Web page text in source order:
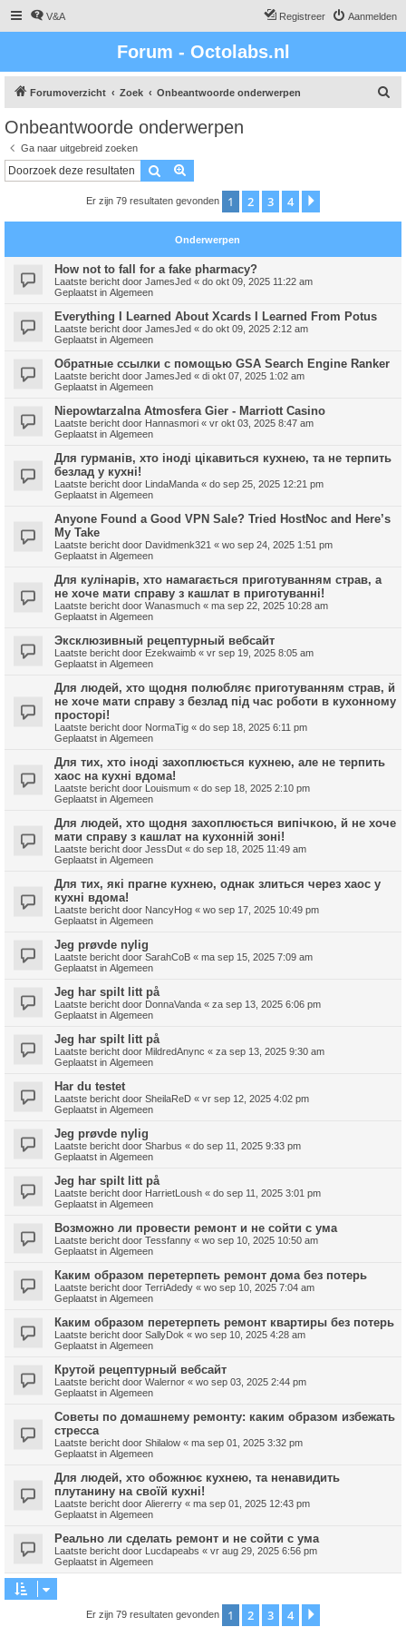
V&A Aanmelden
Registreer
Forum - Octolabs.nl
Forumoverzicht Zoek Onbeantwoorde onderwerpen
Onbeantwoorde onderwerpen
Ga naar uitgebreid zoeken
Zoek
Er zijn 79 resultaten gevonden 1 2 3 4
Onderwerpen
How not to fall for a fake pharmacy?
Laatste bericht door JamesJed « do okt 09, 2025 11:22 am
Geplaatst in Algemeen
Everything I Learned About Xcards I Learned From Potus
Laatste bericht door JamesJed « do okt 09, 2025 2:12 am
Geplaatst in Algemeen
Обратные ссылки с помощью GSA Search Engine Ranker
Laatste bericht door JamesJed « di okt 07, 2025 1:02 am
Geplaatst in Algemeen
Niepowtarzalna Atmosfera Gier - Marriott Casino
Laatste bericht door Hannasmori « vr okt 03, 2025 8:47 am
Geplaatst in Algemeen
Для гурманів, хто іноді цікавиться кухнею, та не терпить
безлад у кухні!
Laatste bericht door LindaManda « do sep 25, 2025 12:21 pm
Geplaatst in Algemeen
Anyone Found a Good VPN Sale? Tried HostNoc and Here’s
My Take
Laatste bericht door Davidmenk321 « wo sep 24, 2025 1:51 pm
Geplaatst in Algemeen
Для кулінарів, хто намагається приготуванням страв, а
не хоче мати справу з кашлат в приготуванні!
Laatste bericht door Wanasmuch « ma sep 22, 2025 10:28 am
Geplaatst in Algemeen
Эксклюзивный рецептурный вебсайт
Laatste bericht door Ezekwaimb « vr sep 19, 2025 8:05 am
Geplaatst in Algemeen
Для людей, хто щодня полюбляє приготуванням страв, й
не хоче мати справу з безлад під час роботи в кухонному
просторі!
Laatste bericht door NormaTig « do sep 18, 2025 6:11 pm
Geplaatst in Algemeen
Для тих, хто іноді захоплюється кухнею, але не терпить
хаос на кухні вдома!
Laatste bericht door Louismum « do sep 18, 2025 2:10 pm
Geplaatst in Algemeen
Для людей, хто щодня захоплюється випічкою, й не хоче
мати справу з кашлат на кухонній зоні!
Laatste bericht door JessDut « do sep 18, 2025 11:49 am
Geplaatst in Algemeen
Для тих, які прагне кухнею, однак злиться через хаос у
кухні вдома!
Laatste bericht door NancyHog « wo sep 17, 2025 10:49 pm
Geplaatst in Algemeen
Jeg prøvde nylig
Laatste bericht door SarahCoB « ma sep 15, 2025 7:09 am
Geplaatst in Algemeen
Jeg har spilt litt på
Laatste bericht door DonnaVanda « za sep 13, 2025 6:06 pm
Geplaatst in Algemeen
Jeg har spilt litt på
Laatste bericht door MildredAnync « za sep 13, 2025 9:30 am
Geplaatst in Algemeen
Har du testet
Laatste bericht door SheilaReD « vr sep 12, 2025 4:02 pm
Geplaatst in Algemeen
Jeg prøvde nylig
Laatste bericht door Sharbus « do sep 11, 2025 9:33 pm
Geplaatst in Algemeen
Jeg har spilt litt på
Laatste bericht door HarrietLoush « do sep 11, 2025 3:01 pm
Geplaatst in Algemeen
Возможно ли провести ремонт и не сойти с ума
Laatste bericht door Tessfanny « wo sep 10, 2025 10:50 am
Geplaatst in Algemeen
Каким образом перетерпеть ремонт дома без потерь
Laatste bericht door TerriAdedy « wo sep 10, 2025 7:04 am
Geplaatst in Algemeen
Каким образом перетерпеть ремонт квартиры без потерь
Laatste bericht door SallyDok « wo sep 10, 2025 4:28 am
Geplaatst in Algemeen
Крутой рецептурный вебсайт
Laatste bericht door Walernor « wo sep 03, 2025 2:44 pm
Geplaatst in Algemeen
Советы по домашнему ремонту: каким образом избежать
стресса
Laatste bericht door Shilalow « ma sep 01, 2025 3:32 pm
Geplaatst in Algemeen
Для людей, хто обожнює кухнею, та ненавидить
плутанину на своїй кухні!
Laatste bericht door Aliererry « ma sep 01, 2025 12:43 pm
Geplaatst in Algemeen
Реально ли сделать ремонт и не сойти с ума
Laatste bericht door Lucdapeabs « vr aug 29, 2025 6:56 pm
Geplaatst in Algemeen
Er zijn 79 resultaten gevonden 1 2 3 4